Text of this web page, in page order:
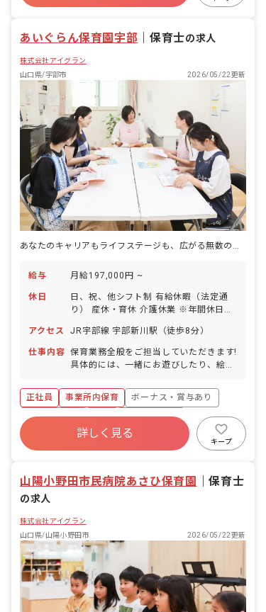
あいぐらん保育園宇部 ｜保育士の求人
株式会社アイグラン
山口県/宇部市
2026/05/22更新
あなたのキャリアもライフステージも、広がる無数の選択肢を提供します
給与 月給197,000円 ~
休日
日、祝、他シフト制 有給休暇（法定通
り） 産休・育休 介護休業 ※年間休日
アクセス
JR宇部線 宇部新川駅（徒歩8分）
仕事内容 保育業務全般をご担当していただきます!
具体的には、一緒にお遊びしたり、絵本
お昼寝、お着替え、お散歩などをお任せ
します!
正社員 事業所内保育
ボーナス・賞与あり
社会保険完備
有給
福利厚生充実
昇給昇進あり
産休育休制度
詳しく見る
キープ
山陽小野田市民病院あさひ保育園 ｜保育士
の求人
株式会社アイグラン
山口県/山陽小野田市
2026/05/22更新